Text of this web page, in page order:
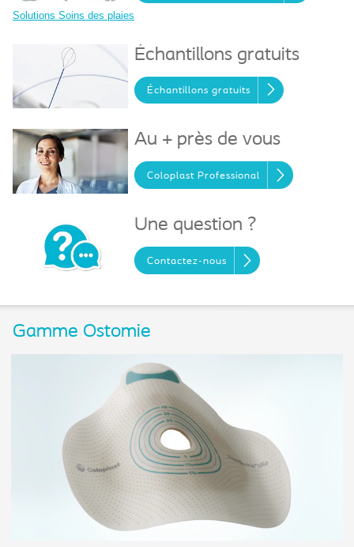
Solutions Soins des plaies
Échantillons gratuits
Échantillons gratuits
Au + près de vous
Coloplast Professional
Une question ?
Contactez-nous
Gamme Ostomie